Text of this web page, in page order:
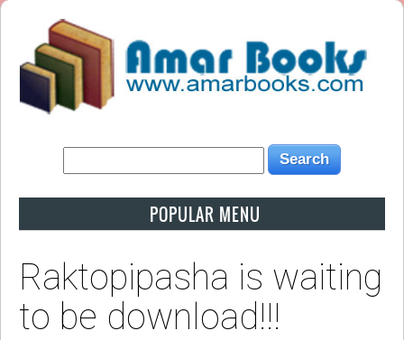
POPULAR MENU
Raktopipasha is waiting
to be download!!!